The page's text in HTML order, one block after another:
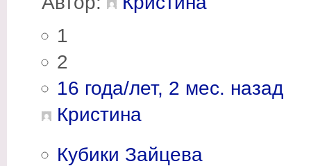
1
2
16 года/лет, 2 мес. назад
Кристина
Кубики Зайцева